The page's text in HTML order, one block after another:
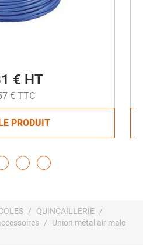
€ HT
€ TTC
PRODUIT
QUINCAILLERIE
Union métal air male